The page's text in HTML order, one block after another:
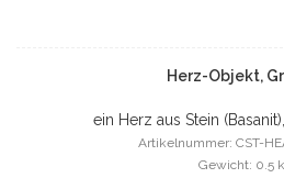
Herz-Objekt,
ein Herz aus Stein
Artikelnummer: CST-
Gewicht: 0.5